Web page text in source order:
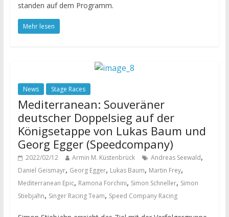
standen auf dem Programm.
Mehr lesen
News Stage Races
Mediterranean: Souveräner
deutscher Doppelsieg auf der
Königsetappe von Lukas Baum und
Georg Egger (Speedcompany)
2022/02/12 Armin M. Küstenbrück Andreas Seewald,
Daniel Geismayr, Georg Egger, Lukas Baum, Martin Frey,
Mediterranean Epic, Ramona Forchini, Simon Schneller, Simon
Stiebjahn, Singer Racing Team, Speed Company Racing